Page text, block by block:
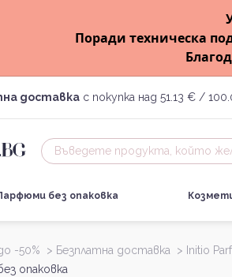
Поради техническа
доставка с покупка над 51.13 € /
без опаковка
-50% > Безплатна доставка > Initio
опаковка